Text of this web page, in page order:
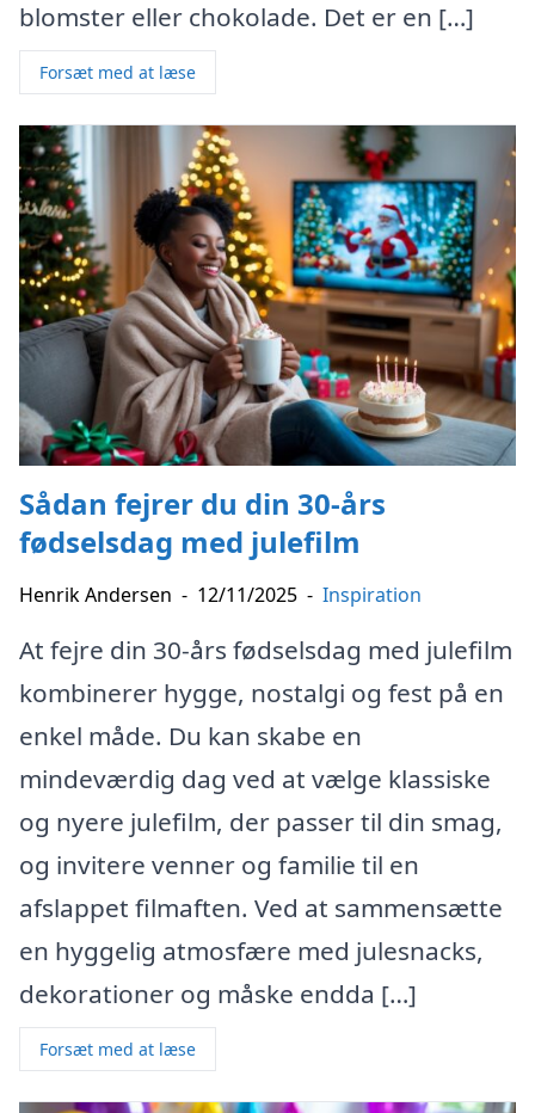
blomster eller chokolade. Det er en […]
Forsæt med at læse
Sådan fejrer du din 30-års
fødselsdag med julefilm
Henrik Andersen - 12/11/2025 - Inspiration
At fejre din 30-års fødselsdag med julefilm
kombinerer hygge, nostalgi og fest på en
enkel måde. Du kan skabe en
mindeværdig dag ved at vælge klassiske
og nyere julefilm, der passer til din smag,
og invitere venner og familie til en
afslappet filmaften. Ved at sammensætte
en hyggelig atmosfære med julesnacks,
dekorationer og måske endda […]
Forsæt med at læse